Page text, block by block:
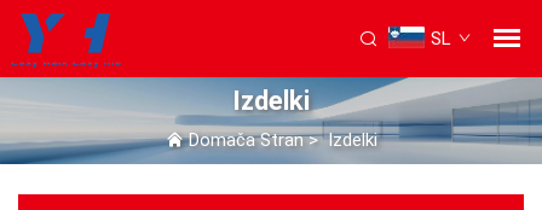
SL
Izdelki
Domača Stran>Izdelki